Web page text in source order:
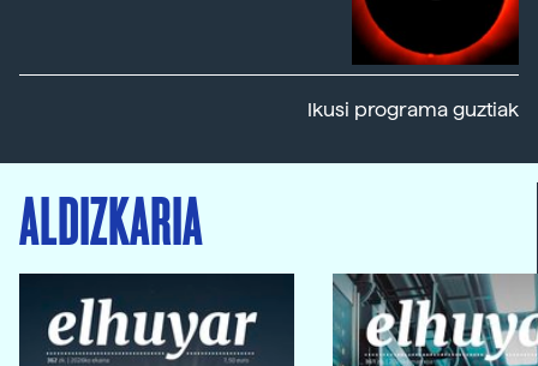
Ikusi programa guztiak
ALDIZKARIA